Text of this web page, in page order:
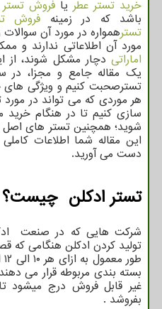
خرید تستر عطر یا فروش تستر
باشد که در زمینه فروش
تسترهمواره در مورد آن
مورد آن اطلاعاتی ندارند و
اماراتی دچار مشکل شوند، از
یک مقاله جامع و مجزا، در
تسترصحبت کنیم و ویژگی
هر موردی که می تواند در
سازی کنیم تا در هنگام
شوید؛ همچنین تستر های اصل
این مقاله شما اطلاعات
دست می آورید.
تستر ادکلن چیست؟
شرکت هایی که در صنعت
تولید کردن ادکلن هنگامی که
بسته بندی مربوطه قرار می
غیر قابل فروش درج میشود تا
بفروشد .